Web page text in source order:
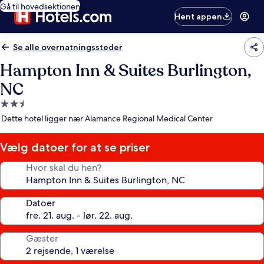
Gå til hovedsektionen
Hent appen
Se alle overnatningssteder
Hampton Inn & Suites Burlington,
NC
2.5-
stjernet
Dette hotel ligger nær Alamance Regional Medical Center
Vælg datoer for at se priser
Hvor skal du hen?
Datoer
Gæster